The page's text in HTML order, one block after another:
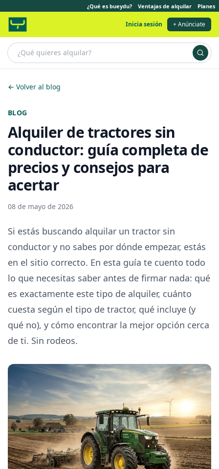
¿Qué es bueydu? Ventajas de alquilar Planes
Inicia sesión + Anúnciate
← Volver al blog
BLOG
Alquiler de tractores sin
conductor: guía completa de
precios y consejos para
acertar
08 de mayo de 2026
Si estás buscando alquilar un tractor sin
conductor y no sabes por dónde empezar, estás
en el sitio correcto. En esta guía te cuento todo
lo que necesitas saber antes de firmar nada: qué
es exactamente este tipo de alquiler, cuánto
cuesta según el tipo de tractor, qué incluye (y
qué no), y cómo encontrar la mejor opción cerca
de ti. Sin rodeos.